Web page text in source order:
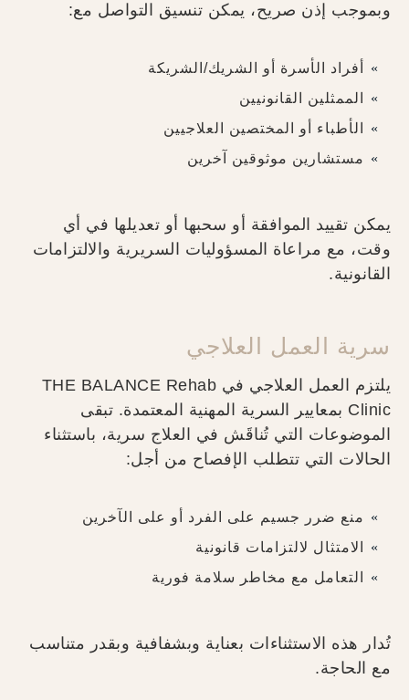
وبموجب إذن صريح، يمكن تنسيق التواصل مع:
أفراد الأسرة أو الشريك/الشريكة
الممثلين القانونيين
الأطباء أو المختصين العلاجيين
مستشارين موثوقين آخرين
يمكن تقييد الموافقة أو سحبها أو تعديلها في أي
وقت، مع مراعاة المسؤوليات السريرية والالتزامات
القانونية.
سرية العمل العلاجي
يلتزم العمل العلاجي في THE BALANCE Rehab
Clinic بمعايير السرية المهنية المعتمدة. تبقى
الموضوعات التي تُناقَش في العلاج سرية، باستثناء
الحالات التي تتطلب الإفصاح من أجل:
منع ضرر جسيم على الفرد أو على الآخرين
الامتثال لالتزامات قانونية
التعامل مع مخاطر سلامة فورية
تُدار هذه الاستثناءات بعناية وبشفافية وبقدر متناسب
مع الحاجة.